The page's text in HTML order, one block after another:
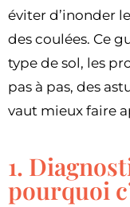
éviter d’inonder
des coulées. Ce
type de sol, les
pas à pas, des
vaut mieux faire
1.
pourquoi